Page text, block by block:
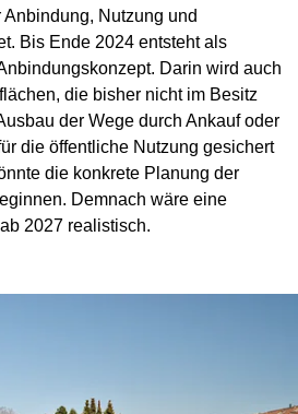
Nutzung und
Bis Ende 2024 entsteht als
Darin wird auch
die bisher nicht im Besitz
der Wege durch Ankauf oder
die öffentliche Nutzung gesichert
die konkrete Planung der
Demnach wäre eine
2027 realistisch.